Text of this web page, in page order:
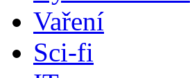
Vaření
Sci-fi